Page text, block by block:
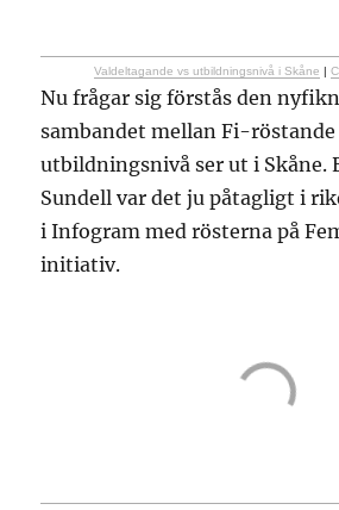
Valdeltagande vs utbildningsnivå i Skåne |
Nu frågar sig förstås den
sambandet mellan Fi-röstande
utbildningsnivå ser ut i Skåne.
Sundell var det ju påtagligt i
i Infogram med rösterna på
initiativ.